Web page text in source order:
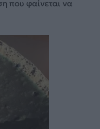
που φαίνεται να